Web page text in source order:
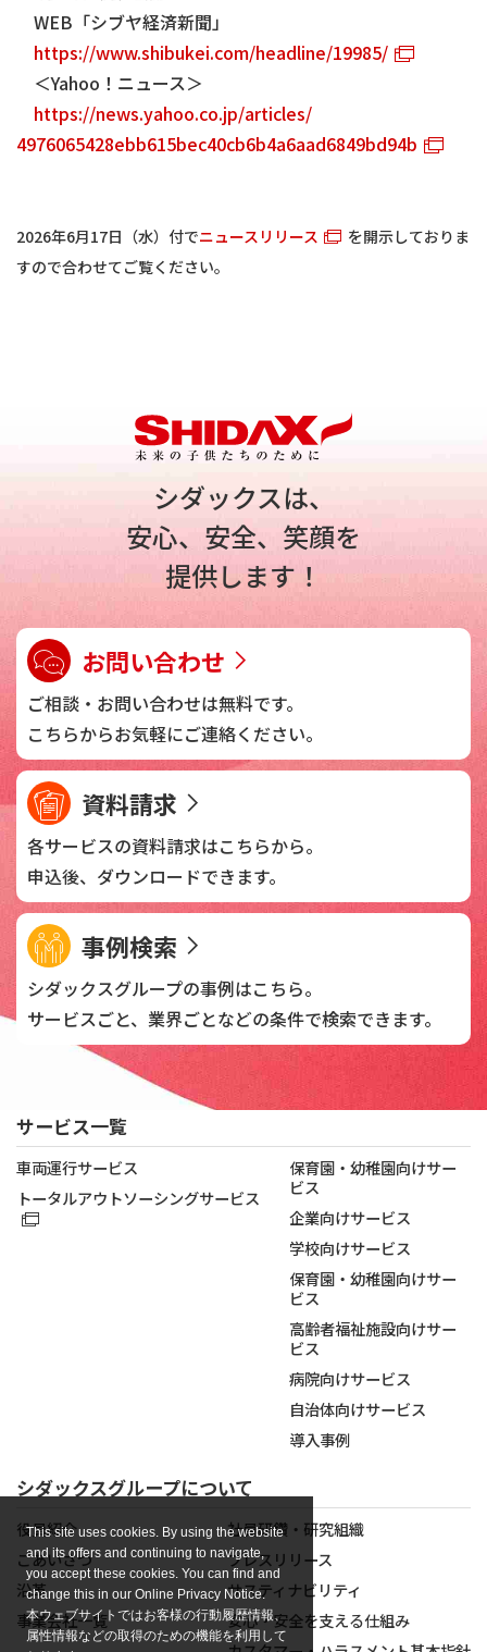
This site uses cookies. By using the website
and its offers and continuing to navigate,
you accept these cookies. You can find and
change this in our Online Privacy Notice.
本ウェブサイトではお客様の行動履歴情報、
属性情報などの取得のための機能を利用して
WEB「シブヤ経済新聞」
https://www.shibukei.com/headline/19985/
＜Yahoo！ニュース＞
https://news.yahoo.co.jp/articles/
4976065428ebb615bec40cb6b4a6aad6849bd94b
2026年6月17日（水）付でニュースリリース
を開示しておりま
すので合わせてご覧ください。
シダックスは、
安心、安全、笑顔を
提供します！
お問い合わせ
ご相談・お問い合わせは無料です。
こちらからお気軽にご連絡ください。
資料請求
各サービスの資料請求はこちらから。
申込後、 ダウンロードできます。
事例検索
シダックスグループの事例はこちら。
サービスごと、業界ごとなどの条件で検索できます。
サービス一覧
車両運行サービス
トータルアウトソーシングサービス
保育園・幼稚園向けサー
ビス
企業向けサービス
学校向けサービス
保育園・幼稚園向けサー
ビス
高齢者福祉施設向けサー
ビス
病院向けサービス
自治体向けサービス
導入事例
シダックスグループについて
役員紹介
ごあいさつ
沿革
事業会社一覧
社員研鑽・研究組織
プレスリリース
サスティナビリティ
安心・安全を支える仕組み